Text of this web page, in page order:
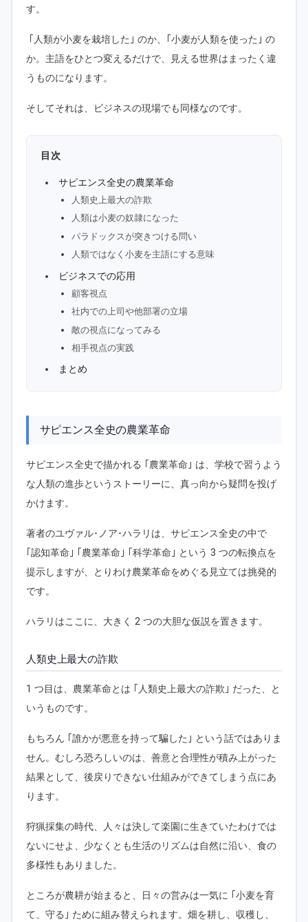
す。
｢人類が小麦を栽培した｣ のか、｢小麦が人類を使った｣ の
か。主語をひとつ変えるだけで、見える世界はまったく違
うものになります。
そしてそれは、ビジネスの現場でも同様なのです。
目次
サピエンス全史の農業革命
人類史上最大の詐欺
人類は小麦の奴隷になった
パラドックスが突きつける問い
人類ではなく小麦を主語にする意味
ビジネスでの応用
顧客視点
社内での上司や他部署の立場
敵の視点になってみる
相手視点の実践
まとめ
サピエンス全史の農業革命
サピエンス全史で描かれる ｢農業革命｣ は、学校で習うよう
な人類の進歩というストーリーに、真っ向から疑問を投げ
かけます。
著者のユヴァル･ノア･ハラリは、サピエンス全史の中で
｢認知革命｣ ｢農業革命｣ ｢科学革命｣ という 3 つの転換点を
提示しますが、とりわけ農業革命をめぐる見立ては挑発的
です。
ハラリはここに、大きく 2 つの大胆な仮説を置きます。
人類史上最大の詐欺
1 つ目は、農業革命とは ｢人類史上最大の詐欺｣ だった、と
いうものです。
もちろん ｢誰かが悪意を持って騙した｣ という話ではありま
せん。むしろ恐ろしいのは、善意と合理性が積み上がった
結果として、後戻りできない仕組みができてしまう点にあ
ります。
狩猟採集の時代、人々は決して楽園に生きていたわけでは
ないにせよ、少なくとも生活のリズムは自然に沿い、食の
多様性もありました。
ところが農耕が始まると、日々の営みは一気に ｢小麦を育
て、守る｣ ために組み替えられます。畑を耕し、収穫し、